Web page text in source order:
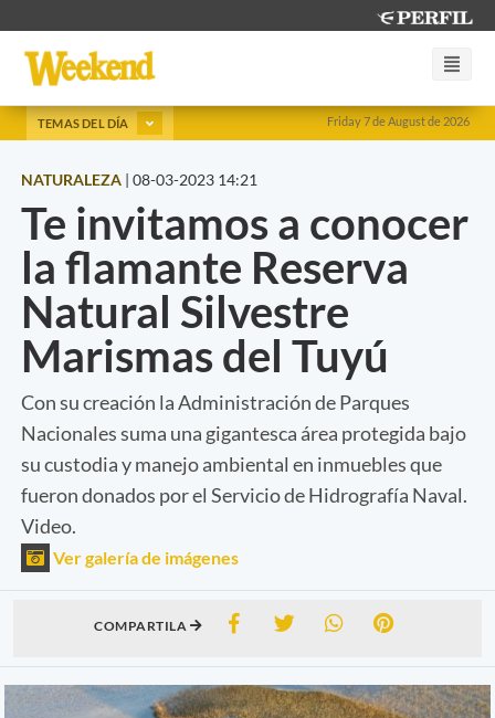
Friday 7 de August de 2026
TEMAS DEL DÍA
NATURALEZA | 08-03-2023 14:21
Te invitamos a conocer
la flamante Reserva
Natural Silvestre
Marismas del Tuyú
Con su creación la Administración de Parques
Nacionales suma una gigantesca área protegida bajo
su custodia y manejo ambiental en inmuebles que
fueron donados por el Servicio de Hidrografía Naval.
Video.
Ver galería de imágenes
COMPARTILA